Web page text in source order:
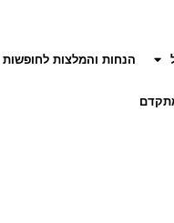
הנחות והמלצות לחופשות